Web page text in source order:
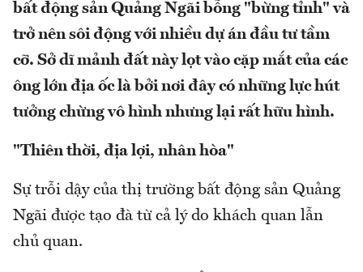
bất động sản Quảng Ngãi bỗng "bừng tỉnh" và
trở nên sôi động với nhiều dự án đầu tư tầm
cỡ. Sở dĩ mảnh đất này lọt vào cặp mắt của các
ông lớn địa ốc là bởi nơi đây có những lực hút
tưởng chừng vô hình nhưng lại rất hữu hình.
"Thiên thời, địa lợi, nhân hòa"
Sự trỗi dậy của thị trường bất động sản Quảng
Ngãi được tạo đà từ cả lý do khách quan lẫn
chủ quan.